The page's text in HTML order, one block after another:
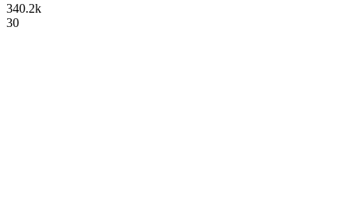
340.2k
30